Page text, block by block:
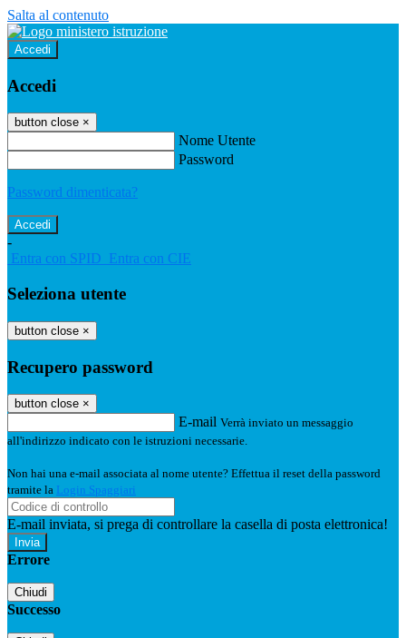
Salta al contenuto
Accedi
Accedi
button close ×
Nome Utente
Password
Password dimenticata?
-
Entra con SPID Entra con CIE
Seleziona utente
button close ×
Recupero password
button close ×
E-mail Verrà inviato un messaggio
all'indirizzo indicato con le istruzioni necessarie.
Non hai una e-mail associata al nome utente? Effettua il reset della password
tramite la Login Spaggiari
E-mail inviata, si prega di controllare la casella di posta elettronica!
Errore
Chiudi
Successo